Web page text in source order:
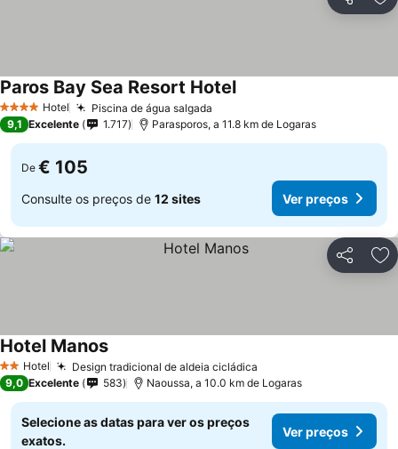
Partilhar
4 EstrelasHotel Piscina de água salgada
Paros Bay Sea Resort Hotel
9,1 Excelente 1.717 Parasporos, a 11.8 km de Logaras
De € 105
Consulte os preços de 12 sites Ver preços
Partilhar
2 Estrelas
Hotel Design tradicional de aldeia cicládica
Hotel Manos
9,0 Excelente 583 Naoussa, a 10.0 km de Logaras
Selecione as datas para ver os preços
exatos.
Ver preços